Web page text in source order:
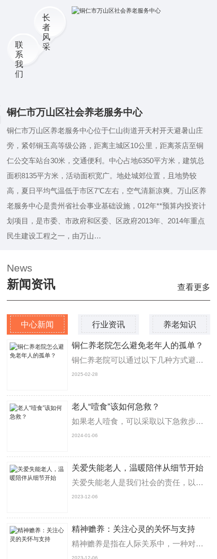
长
者
风
采
联
系
我
们
铜仁市万山区社会养老服务中心
铜仁市万山区养老服务中心位于仁山街道开天村开天避暑山庄
旁，紧邻铜玉高等级公路，距离主城区10公里，距离茶店至铜
仁公交车站台30米，交通便利。中心占地6350平方米，建筑总
面积8135平方米，活动面积宽广。地处城郊位置，且地势较
高，夏日平均气温低于市区7℃左右，空气清新凉爽。万山区养
老服务中心是贵州省社会事业基础设施，012年**预算内投资计
划项目，是市委、市政府和区委、区政府2013年、2014年重点
民生建设工程之一，由万山…
News
新闻资讯 查看更多
中心新闻 行业资讯 养老知识
铜仁养老院怎么避免老年人的孤单？
铜仁养老院可以通过以下几种方式避免老年人的孤独感‌：‌组织多样化的活动‌：养老中心可以组织各种兴趣小组和活动，如书法、绘画、园艺、歌唱、舞蹈、棋类、手工艺等，让有相同爱好的老人聚集在一起，相互交流，增强彼此之间的感情‌1。定期的活动安排可以让老人有所期待，帮助他们建立起稳定的社交圈子‌。‌鼓励老人参与社交‌：养老中心应
2025-02-28
老人“噎食”该如何急救？
如果老人噎食，可以采取以下急救步骤：1. 铜仁养老院鼓励他们咳嗽：首先，鼓励老人咳嗽，这有助于排出阻塞的物体。2. 给予背部拍击：如果咳嗽不起作用，您可以给老人进行轻拍背部的动作，以帮助松动堵塞的物体。请..力度适中，避免过度用力。3. 进行腹部冲击：如果背部拍击没有效果，您可以尝试给老人进行腹部冲击。站在其后方，将一
2024-01-06
关爱失能老人，温暖陪伴从细节开始
关爱失能老人是我们社会的责任，以下是一份如何关爱失能老人的文章：随着人口老龄化问题的日益凸显，关爱失能老人成为了我们社会的重要任务。失能老人由于身体或认知功能的丧失，更加需要我们的关心和照顾。以下是铜仁养老院一些方法和细节，帮助我们更好地关爱失能老人，给予他们温暖的陪伴。1. 尊重和倾听：与失能老人相处时，尊重他们的感
2023-12-06
精神赡养：关注心灵的关怀与支持
精神赡养是指在人际关系中，一种对他人心灵需求的关注和支持。除了物质赡养，铜仁老年公寓哪家好告诉你，我们也应该重视和满足人们内心深处的情感和精神层面的需要。精神赡养强调的是给予他人情感上的关心、理解、鼓励和支持，以促进其心理健康和幸福感的提升。精神赡养包含以下几个重要内容：1. 情感支持：精神赡养的核心是提供情感上的支持
2023-12-06